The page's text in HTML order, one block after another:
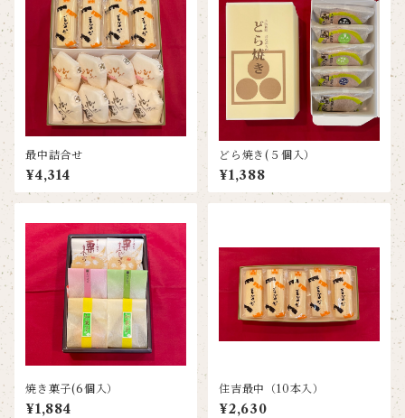
最中詰合せ
¥4,314
どら焼き(５個入）
¥1,388
焼き菓子(6個入）
¥1,884
住吉最中（10本入）
¥2,630